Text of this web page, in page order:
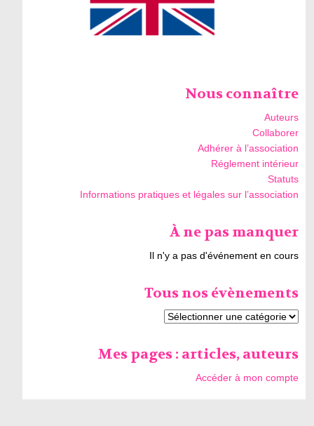
Nous connaître
Auteurs
Collaborer
Adhérer à l’association
Réglement intérieur
Statuts
Informations pratiques et légales sur l’association
À ne pas manquer
Il n'y a pas d'événement en cours
Tous nos évènements
Mes pages : articles, auteurs
Accéder à mon compte